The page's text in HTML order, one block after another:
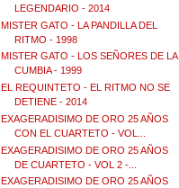
LEGENDARIO - 2014
MISTER GATO - LA PANDILLA DEL
RITMO - 1998
MISTER GATO - LOS SEÑORES DE LA
CUMBIA - 1999
EL REQUINTETO - EL RITMO NO SE
DETIENE - 2014
EXAGERADISIMO DE ORO 25 AÑOS
CON EL CUARTETO - VOL...
EXAGERADISIMO DE ORO 25 AÑOS
DE CUARTETO - VOL 2 -...
EXAGERADISIMO DE ORO 25 AÑOS